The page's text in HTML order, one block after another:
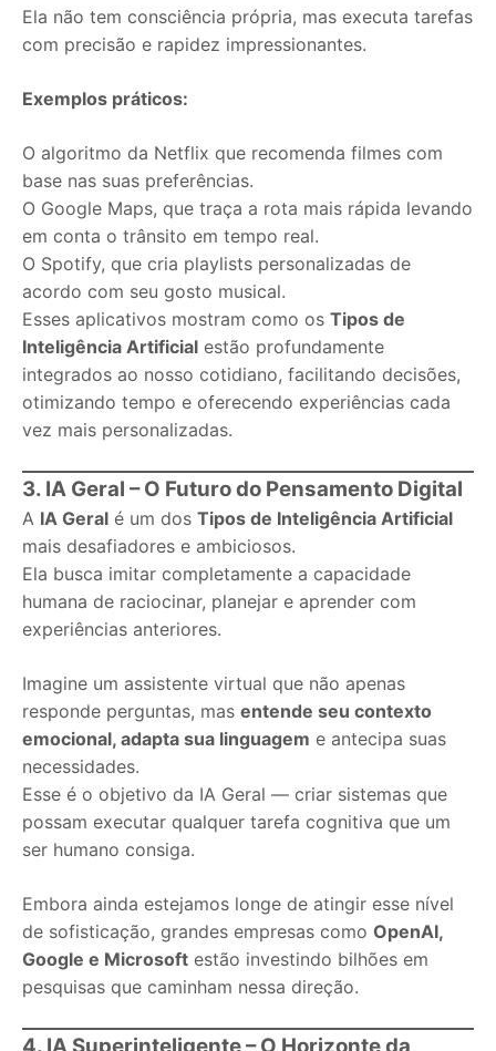
Ela não tem consciência própria, mas executa tarefas
com precisão e rapidez impressionantes.
Exemplos práticos:
O algoritmo da Netflix que recomenda filmes com
base nas suas preferências.
O Google Maps, que traça a rota mais rápida levando
em conta o trânsito em tempo real.
O Spotify, que cria playlists personalizadas de
acordo com seu gosto musical.
Esses aplicativos mostram como os Tipos de
Inteligência Artificial estão profundamente
integrados ao nosso cotidiano, facilitando decisões,
otimizando tempo e oferecendo experiências cada
vez mais personalizadas.
3. IA Geral – O Futuro do Pensamento Digital
A IA Geral é um dos Tipos de Inteligência Artificial
mais desafiadores e ambiciosos.
Ela busca imitar completamente a capacidade
humana de raciocinar, planejar e aprender com
experiências anteriores.
Imagine um assistente virtual que não apenas
responde perguntas, mas entende seu contexto
emocional, adapta sua linguagem e antecipa suas
necessidades.
Esse é o objetivo da IA Geral — criar sistemas que
possam executar qualquer tarefa cognitiva que um
ser humano consiga.
Embora ainda estejamos longe de atingir esse nível
de sofisticação, grandes empresas como OpenAI,
Google e Microsoft estão investindo bilhões em
pesquisas que caminham nessa direção.